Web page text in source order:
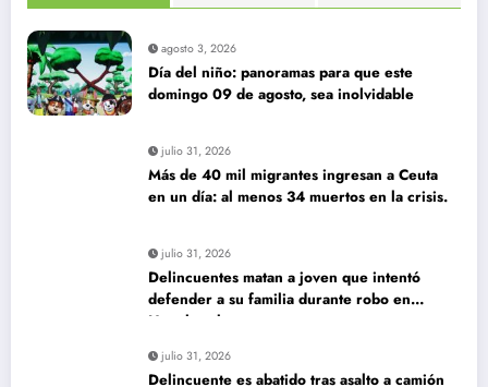
agosto 3, 2026
Día del niño: panoramas para que este
domingo 09 de agosto, sea inolvidable
julio 31, 2026
Más de 40 mil migrantes ingresan a Ceuta
en un día: al menos 34 muertos en la crisis.
julio 31, 2026
Delincuentes matan a joven que intentó
defender a su familia durante robo en
Huechuraba
julio 31, 2026
Delincuente es abatido tras asalto a camión